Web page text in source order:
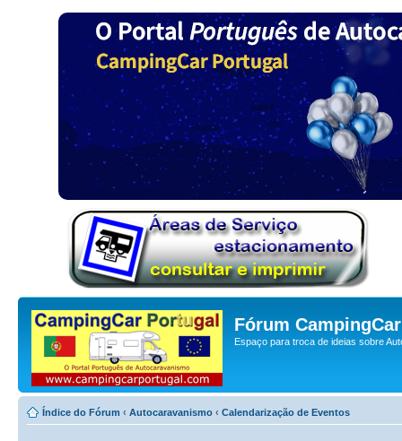
Fórum
Espaço para troca de ideias sobre
Índice do Fórum ‹ Autocaravanismo ‹ Calendarização de Eventos